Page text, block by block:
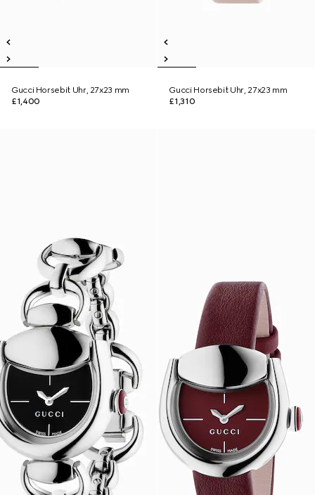
Gucci Horsebit Uhr, 27x23 mm
£1,400
Gucci Horsebit Uhr, 27x23 mm
£1,310